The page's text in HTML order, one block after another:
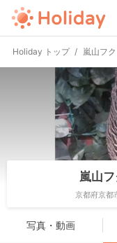
Holiday トップ 嵐山フ
嵐山
京都府京都
写真・動画